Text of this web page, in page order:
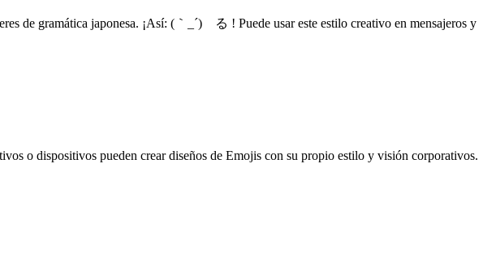
de gramática japonesa. ¡Así: (｀_´)ゞる ! Puede usar este estilo creativo en mensajeros y
o dispositivos pueden crear diseños de Emojis con su propio estilo y visión corporativos.